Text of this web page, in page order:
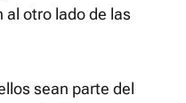
al otro lado de las
sean parte del